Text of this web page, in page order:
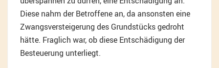
Diese nahm der Betroffene an, da ansonsten eine
Zwangsversteigerung des Grundstücks gedroht
hätte. Fraglich war, ob diese Entschädigung der
Besteuerung unterliegt.